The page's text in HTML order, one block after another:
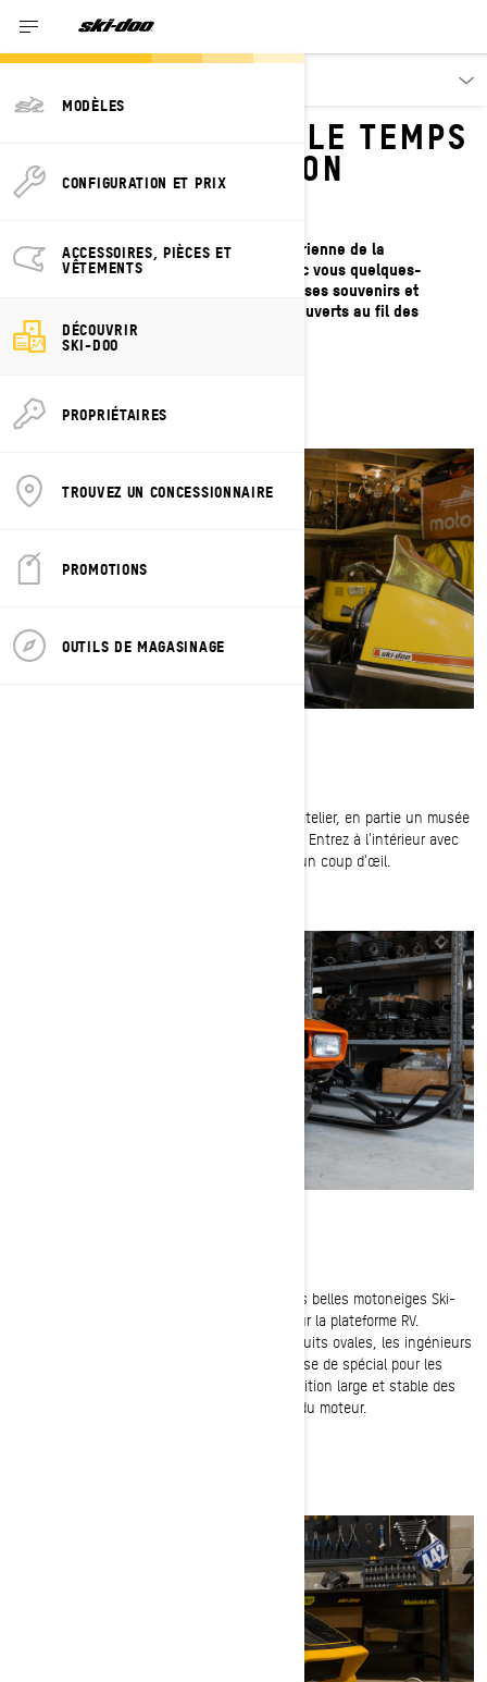
MODÈLES
CONFIGURATION ET PRIX
ACCESSOIRES, PIÈCES ET
VÊTEMENTS
DÉCOUVRIR
SKI-DOO
PROPRIÉTAIRES
TROUVEZ UN CONCESSIONNAIRE
PROMOTIONS
OUTILS DE MAGASINAGE
UN VOYAGE DANS LE TEMPS
AVEC MJ THOMPSON
Remontez le temps avec cette historienne de la
motoneige Ski-Doo qui partage avec vous quelques-
unes de ses motoneiges préférées, ses souvenirs et
les autres fanatiques qu'elle a découverts au fil des
ans.
Le garage de MJ Thompson est en partie un atelier, en partie un musée
et entièrement consacré à la marque Ski-Doo. Entrez à l'intérieur avec
cette historienne de la motoneige et jetez-y un coup d'œil.
Ce que beaucoup considèrent comme les plus belles motoneiges Ski-
Doo de tous les temps ont été construites sur la plateforme RV.
Initialement conçues pour gagner sur les circuits ovales, les ingénieurs
de BRP savaient qu'elles avaient quelque chose de spécial pour les
conducteurs de tous les jours, grâce à la position large et stable des
skis et à la masse plus basse et centralisée du moteur.